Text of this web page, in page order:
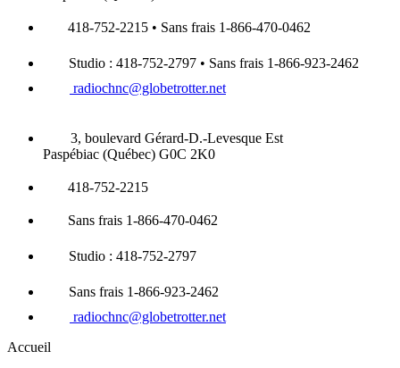
418-752-2215 • Sans frais 1-866-470-0462
Studio : 418-752-2797 • Sans frais 1-866-923-2462
radiochnc@globetrotter.net
3, boulevard Gérard-D.-Levesque Est
Paspébiac (Québec) G0C 2K0
418-752-2215
Sans frais 1-866-470-0462
Studio : 418-752-2797
Sans frais 1-866-923-2462
radiochnc@globetrotter.net
Accueil